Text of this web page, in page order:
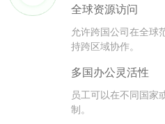
全球资源访问
允许跨国公司在全球
持跨区域协作。
多国办公灵活性
员工可以在不同国家
制。